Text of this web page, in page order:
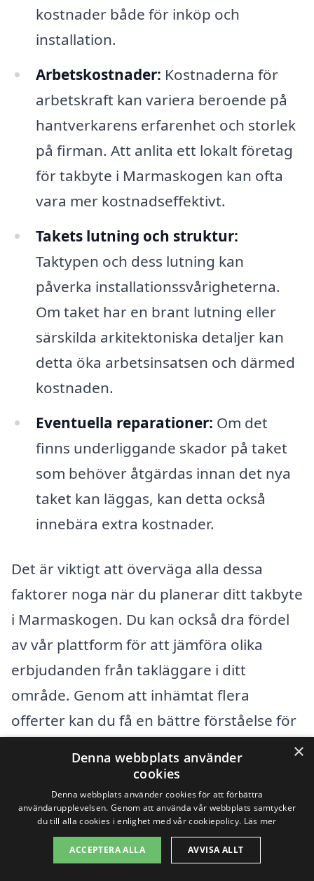
kostnader både för inköp och
installation.
Arbetskostnader: Kostnaderna för
arbetskraft kan variera beroende på
hantverkarens erfarenhet och storlek
på firman. Att anlita ett lokalt företag
för takbyte i Marmaskogen kan ofta
vara mer kostnadseffektivt.
Takets lutning och struktur:
Taktypen och dess lutning kan
påverka installationssvårigheterna.
Om taket har en brant lutning eller
särskilda arkitektoniska detaljer kan
detta öka arbetsinsatsen och därmed
kostnaden.
Eventuella reparationer: Om det
finns underliggande skador på taket
som behöver åtgärdas innan det nya
taket kan läggas, kan detta också
innebära extra kostnader.
Det är viktigt att överväga alla dessa
faktorer noga när du planerar ditt takbyte
i Marmaskogen. Du kan också dra fördel
av vår plattform för att jämföra olika
erbjudanden från takläggare i ditt
område. Genom att inhämtat flera
offerter kan du få en bättre förståelse för
specifika situationen i ditt hem. Tveka inte
att fråga om eventuella dolda kostnader
eller ytterligare avgifter för att undvika
överraskningar när projektet väl är igång.
×
Denna webbplats använder
cookies
Denna webbplats använder cookies för att förbättra
användarupplevelsen. Genom att använda vår webbplats samtycker
du till alla cookies i enlighet med vår cookiepolicy. Läs mer
ACCEPTERA ALLA AVVISA ALLT